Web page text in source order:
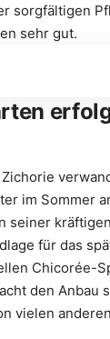
sorgfältigen
sehr gut.
im Sommer
seiner
für das
Chicorée-
den Anbau
vielen